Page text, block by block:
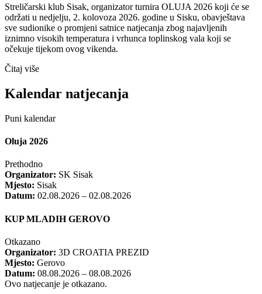
Streličarski klub Sisak, organizator turnira OLUJA 2026 koji će se
održati u nedjelju, 2. kolovoza 2026. godine u Sisku, obavještava
sve sudionike o promjeni satnice natjecanja zbog najavljenih
iznimno visokih temperatura i vrhunca toplinskog vala koji se
očekuje tijekom ovog vikenda.
Čitaj više
Kalendar natjecanja
Puni kalendar
Oluja 2026
Prethodno
Organizator: SK Sisak
Mjesto: Sisak
Datum: 02.08.2026 – 02.08.2026
KUP MLADIH GEROVO
Otkazano
Organizator: 3D CROATIA PREZID
Mjesto: Gerovo
Datum: 08.08.2026 – 08.08.2026
Ovo natjecanje je otkazano.